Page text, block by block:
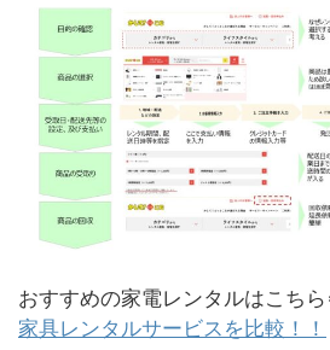
おすすめの家電レンタルはこち
家具レンタルサービスを比較！！